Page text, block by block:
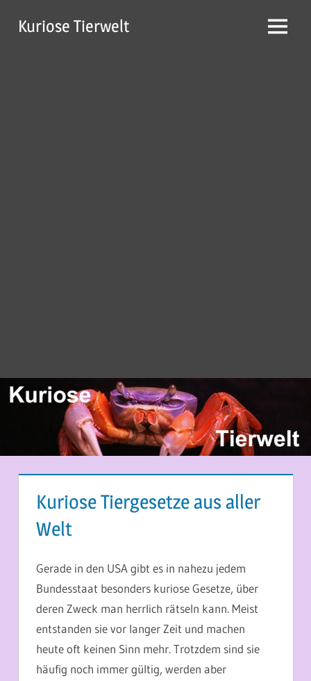
InhaltKuriose Tierwelt Menü
Kuriose Tiergesetze aus aller
Welt
Gerade in den USA gibt es in nahezu jedem
Bundesstaat besonders kuriose Gesetze, über
deren Zweck man herrlich rätseln kann. Meist
entstanden sie vor langer Zeit und machen
heute oft keinen Sinn mehr. Trotzdem sind sie
häufig noch immer gültig, werden aber